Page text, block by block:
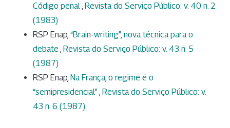
Código penal Revista do Serviço Público: v. 40 n. 2
(1983)
RSP Enap, “Brain-writing”, nova técnica para o
debate Revista do Serviço Público: v. 43 n. 5
(1987)
RSP Enap, Na França, o regime é o
“semipresidencial” Revista do Serviço Público: v.
43 n. 6 (1987)